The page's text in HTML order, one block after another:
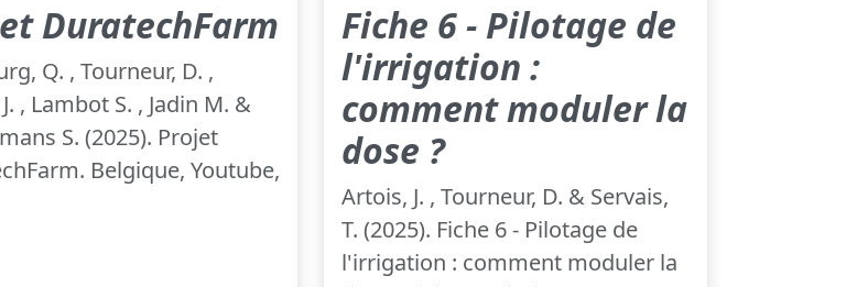
DuratechFarm
Q. , Tourneur, D. ,
, Lambot S. , Jadin M. &
S. (2025). Projet
Belgique, Youtube,
Fiche 6 - Pilotage de
l'irrigation :
comment moduler la
dose ?
Artois, J. , Tourneur, D. & Servais,
T. (2025). Fiche 6 - Pilotage de
l'irrigation : comment moduler la